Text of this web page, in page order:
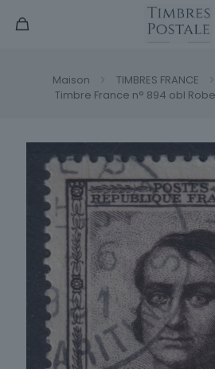
Maison TIMBRES FRANCE
Timbre France n° 894 obl